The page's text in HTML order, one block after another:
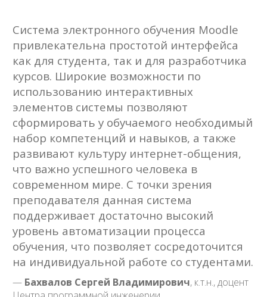
как для студента, так и для разработчика
курсов. Широкие возможности по
использованию интерактивных
элементов системы позволяют
сформировать у обучаемого необходимый
набор компетенций и навыков, а также
развивают культуру интернет-общения,
что важно успешного человека в
современном мире. С точки зрения
преподавателя данная система
поддерживает достаточно высокий
уровень автоматизации процесса
обучения, что позволяет сосредоточится
на индивидуальной работе со студентами.
Бахвалов Сергей Владимирович, к.т.н., доцент
Центра программной инженерии